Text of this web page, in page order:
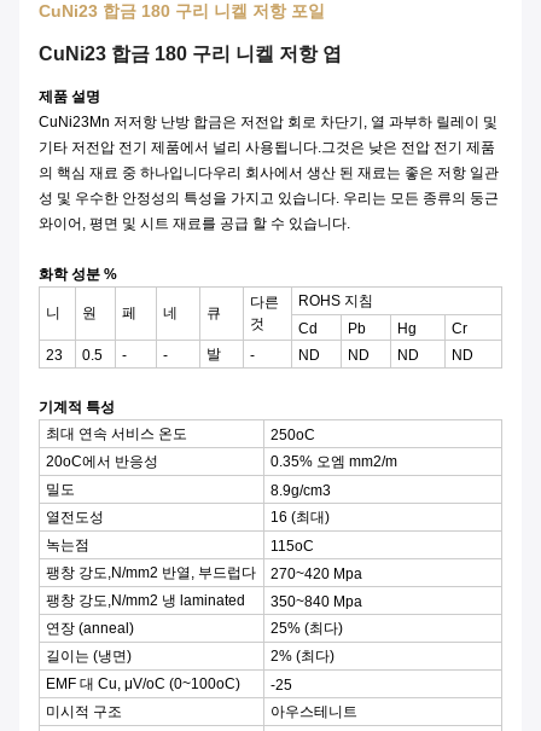
CuNi23 합금 180 구리 니켈 저항 포일
CuNi23 합금 180 구리 니켈 저항 엽
제품 설명
CuNi23Mn 저저항 난방 합금은 저전압 회로 차단기, 열 과부하 릴레이 및
기타 저전압 전기 제품에서 널리 사용됩니다.그것은 낮은 전압 전기 제품
의 핵심 재료 중 하나입니다우리 회사에서 생산 된 재료는 좋은 저항 일관
성 및 우수한 안정성의 특성을 가지고 있습니다. 우리는 모든 종류의 둥근
와이어, 평면 및 시트 재료를 공급 할 수 있습니다.
화학 성분 %
니 원 페 네 큐
다른
것
ROHS 지침
Cd
Pb Hg
Cr
23
0.5 - - 발 - ND ND ND ND
기계적 특성
최대 연속 서비스 온도
250oC
20oC에서 반응성
0.35% 오엠 mm2/m
밀도
8.9g/cm3
열전도성
16 (최대)
녹는점
115oC
팽창 강도,N/mm2 반열, 부드럽다
270~420 Mpa
팽창 강도,N/mm2 냉 laminated
350~840 Mpa
연장 (anneal)
25% (최다)
길이는 (냉면)
2% (최다)
EMF 대 Cu, μV/oC (0~100oC)
-25
미시적 구조
아우스테니트